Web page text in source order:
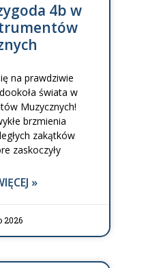
4b w
na prawdziwie
świata w
Muzycznych!
brzmienia
zakątków
zaskoczyły
»
2026